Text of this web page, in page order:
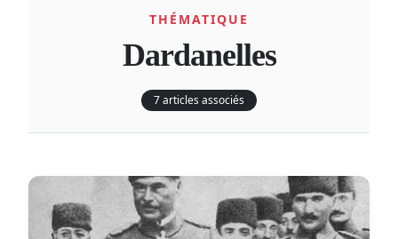
THÉMATIQUE
Dardanelles
7 articles associés